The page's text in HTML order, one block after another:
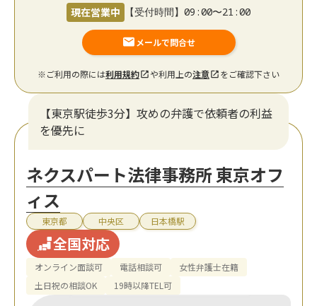
現在営業中 【受付時間】09:00〜21:00
メールで問合せ
※ご利用の際には利用規約 や利用上の注意 をご確認下さい
【東京駅徒歩3分】攻めの弁護で依頼者の利益
を優先に
ネクスパート法律事務所 東京オフ
ィス
東京都 中央区 日本橋駅
全国対応
オンライン面談可 電話相談可
女性弁護士在籍
土日祝の相談OK
19時以降TEL可